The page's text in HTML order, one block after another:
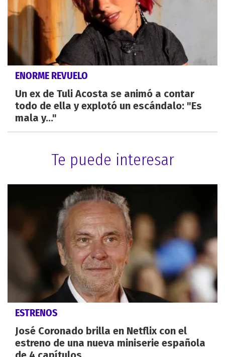
ENORME REVUELO
Un ex de Tuli Acosta se animó a contar
todo de ella y explotó un escándalo: "Es
mala y..."
Te puede interesar
ESTRENOS
José Coronado brilla en Netflix con el
estreno de una nueva miniserie española